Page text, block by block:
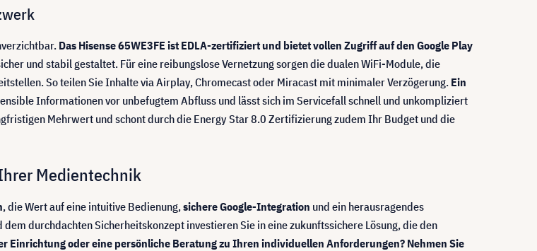
Das Hisense 65WE3FE ist EDLA-zertifiziert und bietet vollen Zugriff auf den Google Play
und stabil gestaltet. Für eine reibungslose Vernetzung sorgen die dualen WiFi-Module, die
So teilen Sie Inhalte via Airplay, Chromecast oder Miracast mit minimaler Verzögerung. Ein
Informationen vor unbefugtem Abfluss und lässt sich im Servicefall schnell und unkompliziert
Mehrwert und schont durch die Energy Star 8.0 Zertifizierung zudem Ihr Budget und die
Medientechnik
, die Wert auf eine intuitive Bedienung, sichere Google-Integration und ein herausragendes
durchdachten Sicherheitskonzept investieren Sie in eine zukunftssichere Lösung, die den
Einrichtung oder eine persönliche Beratung zu Ihren individuellen Anforderungen? Nehmen Sie